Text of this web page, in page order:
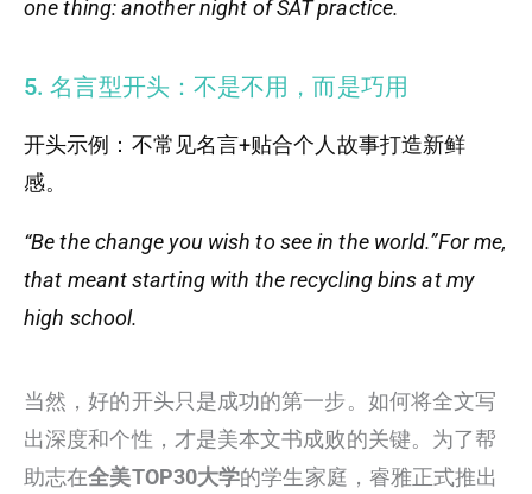
one thing: another night of SAT practice.
5. 名言型开头：不是不用，而是巧用
开头示例：不常见名言+贴合个人故事打造新鲜
感。
“Be the change you wish to see in the world.”For me,
that meant starting with the recycling bins at my
high school.
当然，好的开头只是成功的第一步。如何将全文写
出深度和个性，才是美本文书成败的关键。为了帮
助志在全美TOP30大学的学生家庭，睿雅正式推出